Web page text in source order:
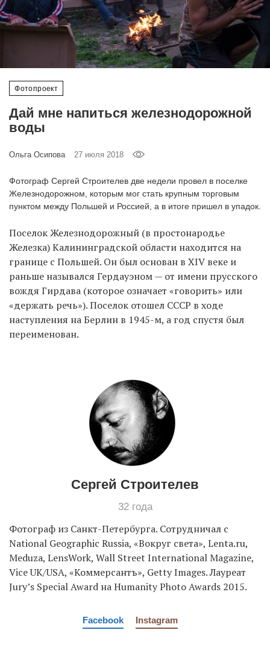
EN
UA
Фотопроект
Дай мне напиться железнодорожной
воды
Ольга Осипова 27 июля 2018
Фотограф Сергей Строителев две недели провел в поселке
Железнодорожном, которым мог стать крупным торговым
пунктом между Польшей и Россией, а в итоге пришел в упадок.
Поселок Железнодорожный (в простонародье
Железка) Калининградской области находится на
границе с Польшей. Он был основан в XIV веке и
раньше назывался Гердауэном — от имени прусского
вождя Гирдава (которое означает «говорить» или
«держать речь»). Поселок отошел СССР в ходе
наступления на Берлин в 1945-м, а год спустя был
переименован.
Сергей Строителев
32 года
Фотограф из Санкт-Петербурга. Сотрудничал с
National Geographic Russia, «Вокруг света», Lenta.ru,
Meduza, LensWork, Wall Street International Magazine,
Vice UK/USA, «Коммерсантъ», Getty Images. Лауреат
Jury’s Special Award на Humanity Photo Awards 2015.
Facebook Instagram